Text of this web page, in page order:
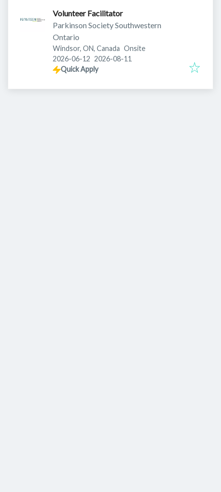
Volunteer Facilitator
Parkinson Society Southwestern
Ontario
Windsor, ON, Canada Onsite
Published:
2026-06-12 Expires:
2026-08-11
Quick Apply